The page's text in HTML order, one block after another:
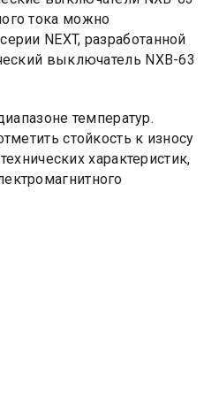
тока можно
NEXT, разработанной
выключатель NXB-63
температур.
стойкость к износу
характеристик,